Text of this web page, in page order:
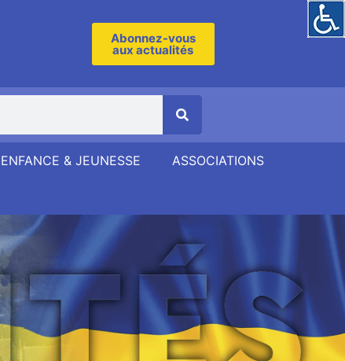
Abonnez-vous
aux actualités
ENFANCE & JEUNESSE ASSOCIATIONS